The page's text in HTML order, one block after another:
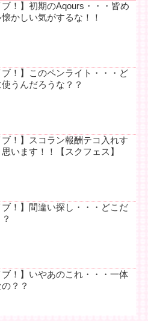
ブ！】初期のAqours・・・皆め
かしい気がするな！！
ブ！】このペンライト・・・ど
うんだろうな？？
ブ！】スコラン報酬テコ入れす
います！！【スクフェス】
ブ！】間違い探し・・・どこだ
ブ！】いやあのこれ・・・一体
？？